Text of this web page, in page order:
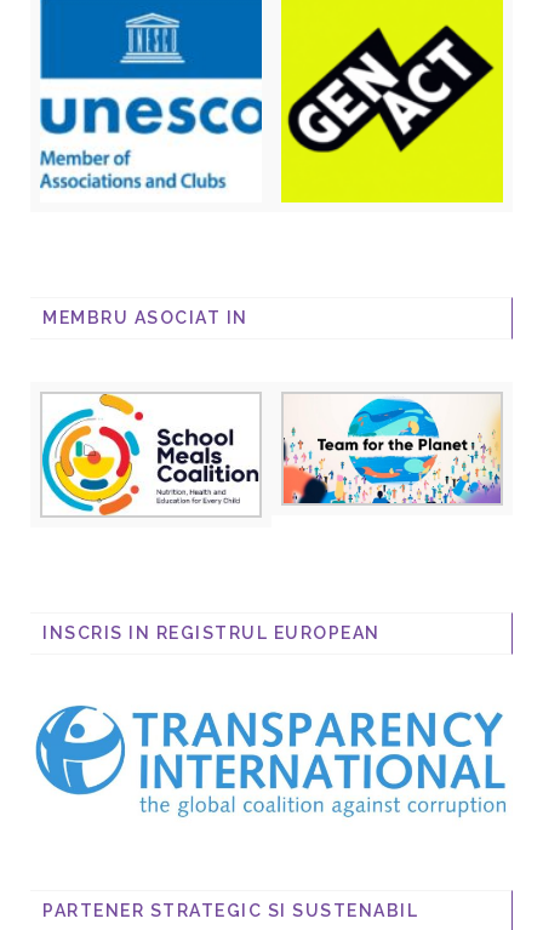
MEMBRU ASOCIAT IN
INSCRIS IN REGISTRUL EUROPEAN
PARTENER STRATEGIC SI SUSTENABIL